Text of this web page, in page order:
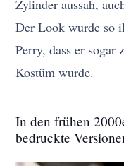
Zylinder aussah,
Der Look wurde so
Perry, dass er sogar
Kostüm wurde.
In den frühen
bedruckte